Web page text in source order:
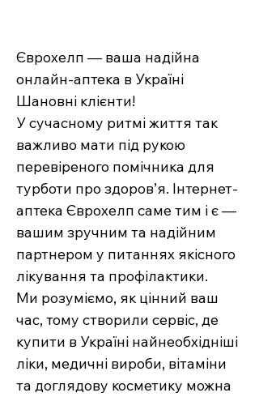
Єврохелп — ваша надійна
онлайн-аптека в Україні
Шановні клієнти!
У сучасному ритмі життя так
важливо мати під рукою
перевіреного помічника для
турботи про здоров’я. Інтернет-
аптека Єврохелп саме тим і є —
вашим зручним та надійним
партнером у питаннях якісного
лікування та профілактики.
Ми розуміємо, як цінний ваш
час, тому створили сервіс, де
купити в Україні найнеобхідніші
ліки, медичні вироби, вітаміни
та доглядову косметику можна